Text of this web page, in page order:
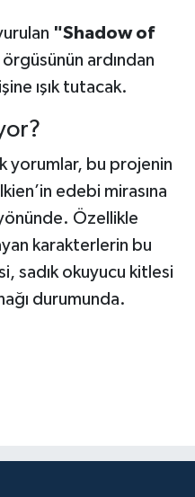
"Shadow of
ardından
ışık tutacak.
yorumlar, bu projenin
edebi mirasına
Özellikle
karakterlerin bu
sadık okuyucu kitlesi
durumunda.